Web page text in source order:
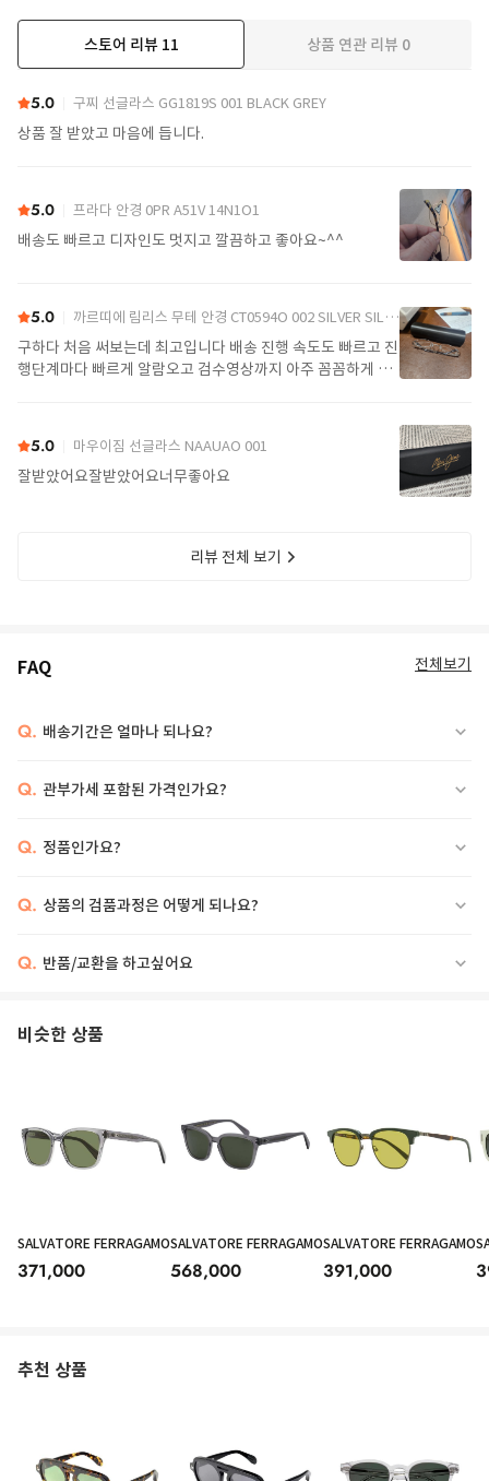
스토어 리뷰 11 상품 연관 리뷰 0
5.0 구찌 선글라스 GG1819S 001 BLACK GREY
상품 잘 받았고 마음에 듭니다.
5.0 프라다 안경 0PR A51V 14N1O1
배송도 빠르고 디자인도 멋지고 깔끔하고 좋아요~^^
5.0 까르띠에 림리스 무테 안경 CT0594O 002 SILVER SILVER TRANSPARENT
구하다 처음 써보는데 최고입니다 배송 진행 속도도 빠르고 진
행단계마다 빠르게 알람오고 검수영상까지 아주 꼼꼼하게 찍
5.0 마우이짐 선글라스 NAAUAO 001
잘받았어요잘받았어요너무좋아요
리뷰 전체 보기
FAQ 전체보기
Q. 배송기간은 얼마나 되나요?
Q. 관부가세 포함된 가격인가요?
Q. 정품인가요?
Q. 상품의 검품과정은 어떻게 되나요?
Q. 반품/교환을 하고싶어요
비슷한 상품
SALVATORE FERRAGAMO
371,000
SALVATORE FERRAGAMO
568,000
SALVATORE FERRAGAMO
391,000
추천 상품